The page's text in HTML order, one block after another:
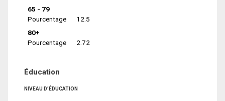
65 - 79
Pourcentage
12.5
80+
Pourcentage
2.72
Éducation
NIVEAU D'ÉDUCATION